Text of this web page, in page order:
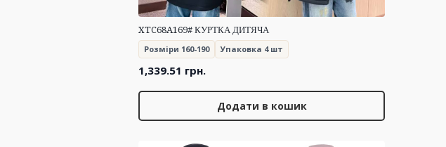
XTC68A169# КУРТКА ДИТЯЧА
Розміри 160-190
Упаковка 4 шт
1,339.51 грн.
Додати в кошик